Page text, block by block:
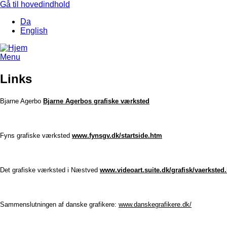
Gå til hovedindhold
Da
English
Menu
Links
Bjarne Agerbo Bjarne Agerbos grafiske værksted
Fyns grafiske værksted www.fynsgv.dk/startside.htm
Det grafiske værksted i Næstved www.videoart.suite.dk/grafisk/
Sammenslutningen af danske grafikere: www.danskegrafikere.dk/